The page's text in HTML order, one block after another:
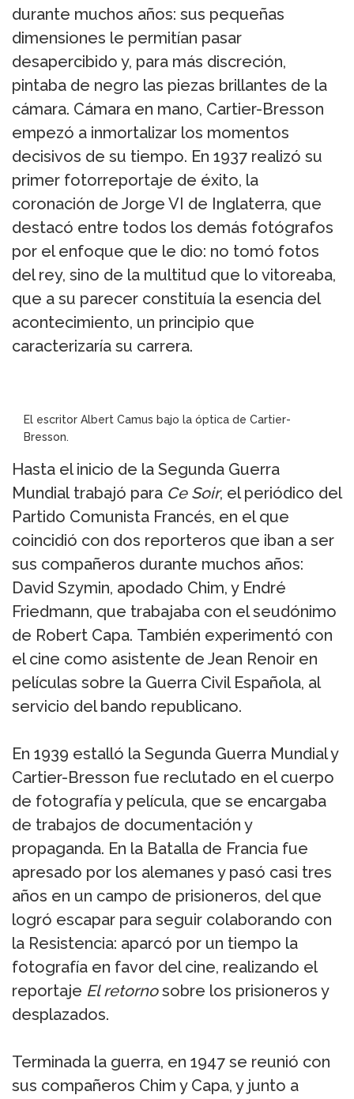
durante muchos años: sus pequeñas
dimensiones le permitían pasar
desapercibido y, para más discreción,
pintaba de negro las piezas brillantes de la
cámara. Cámara en mano, Cartier-Bresson
empezó a inmortalizar los momentos
decisivos de su tiempo. En 1937 realizó su
primer fotorreportaje de éxito, la
coronación de Jorge VI de Inglaterra, que
destacó entre todos los demás fotógrafos
por el enfoque que le dio: no tomó fotos
del rey, sino de la multitud que lo vitoreaba,
que a su parecer constituía la esencia del
acontecimiento, un principio que
caracterizaría su carrera.
El escritor Albert Camus bajo la óptica de Cartier-
Bresson.
Hasta el inicio de la Segunda Guerra
Mundial trabajó para Ce Soir, el periódico del
Partido Comunista Francés, en el que
coincidió con dos reporteros que iban a ser
sus compañeros durante muchos años:
David Szymin, apodado Chim, y Endré
Friedmann, que trabajaba con el seudónimo
de Robert Capa. También experimentó con
el cine como asistente de Jean Renoir en
películas sobre la Guerra Civil Española, al
servicio del bando republicano.
En 1939 estalló la Segunda Guerra Mundial y
Cartier-Bresson fue reclutado en el cuerpo
de fotografía y película, que se encargaba
de trabajos de documentación y
propaganda. En la Batalla de Francia fue
apresado por los alemanes y pasó casi tres
años en un campo de prisioneros, del que
logró escapar para seguir colaborando con
la Resistencia: aparcó por un tiempo la
fotografía en favor del cine, realizando el
reportaje El retornosobre los prisioneros y
desplazados.
Terminada la guerra, en 1947 se reunió con
sus compañeros Chim y Capa, y junto a